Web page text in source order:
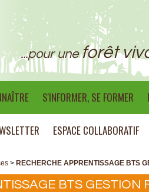
...pour uneforêt
S'INFORMER, SE FORMER
ESPACE COLLABORATIF
> RECHERCHE APPRENTISSAGE BTS
BTS GESTION